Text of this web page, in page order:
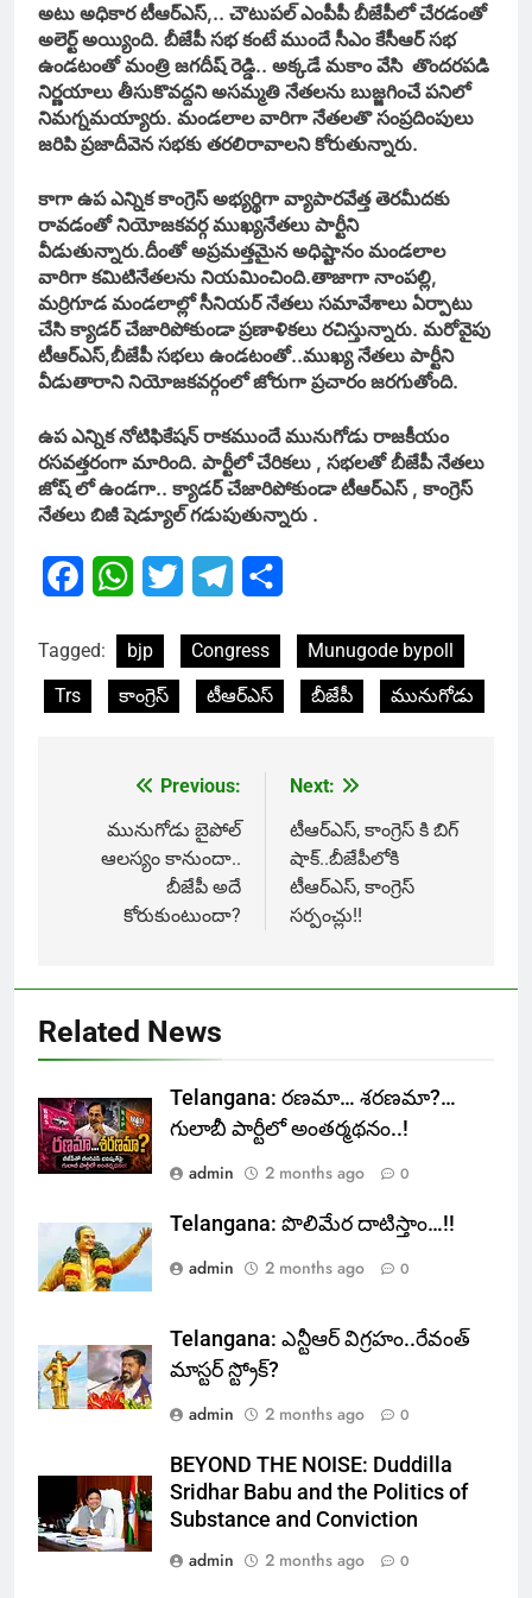
అటు అధికార టీఆర్ఎస్,.. చౌటుపల్ ఎంపీపీ బీజేపీలో చేరడంతో
అలెర్ట్ అయ్యింది. బీజేపీ సభ కంటే ముందే సీఎం కేసీఆర్ సభ
ఉండటంతో మంత్రి జగదీష్ రెడ్డి.. అక్కడే మకాం వేసి తొందరపడి
నిర్ణయాలు తీసుకొవద్దని అసమ్మతి నేతలను బుజ్జగించే పనిలో
నిమగ్నమయ్యారు. మండలాల వారిగా నేతలతొ సంప్రదింపులు
జరిపి ప్రజాదీవెన సభకు తరలిరావాలని కోరుతున్నారు.
కాగా ఉప ఎన్నిక కాంగ్రెస్ అభ్యర్థిగా వ్యాపారవేత్త తెరమీదకు
రావడంతో నియోజకవర్గ ముఖ్యనేతలు పార్టీని
వీడుతున్నారు.దీంతో అప్రమత్తమైన అధిష్టానం మండలాల
వారిగా కమిటినేతలను నియమించింది.తాజాగా నాంపల్లి,
మర్రిగూడ మండలాల్లో సీనియర్ నేతలు సమావేశాలు ఏర్పాటు
చేసి క్యాడర్ చేజారిపోకుండా ప్రణాళికలు రచిస్తున్నారు. మరోవైపు
టీఆర్ఎస్,బీజేపీ సభలు ఉండటంతో..ముఖ్య నేతలు పార్టీని
వీడుతారాని నియోజకవర్గంలో జోరుగా ప్రచారం జరగుతోంది.
ఉప ఎన్నిక నోటిఫికేషన్ రాకముందే మునుగోడు రాజకీయం
రసవత్తరంగా మారింది. పార్టీలో చేరికలు , సభలతో బీజేపీ నేతలు
జోష్ లో ఉండగా.. క్యాడర్ చేజారిపోకుండా టీఆర్ఎస్ , కాంగ్రెస్
నేతలు బిజీ షెడ్యూల్ గడుపుతున్నారు .
FacebookWhatsApp
Twitter Telegram
Tagged: bjp Congress
Munugode bypoll
Trs
కాంగ్రెస్ టీఆర్ఎస్ బీజేపీ మునుగోడు
navigation
Previous:
మునుగోడు బైపోల్
ఆలస్యం కానుందా..
బీజేపీ అదే
కోరుకుంటుందా?
Next:
టీఆర్ఎస్, కాంగ్రెస్ కి బిగ్
షాక్..బీజేపీలోకి
టీఆర్ఎస్, కాంగ్రెస్
సర్పంచ్లు!!
Related News
Telangana: రణమా… శరణమా?…
గులాబీ పార్టీలో అంతర్మథనం..!
admin
2 months ago 0
Telangana: పొలిమేర దాటిస్తాం…!!
admin
2 months ago 0
Telangana: ఎన్టీఆర్ విగ్రహం..రేవంత్
మాస్టర్ స్ట్రోక్‌?
admin
2 months ago 0
BEYOND THE NOISE: Duddilla
Sridhar Babu and the Politics of
Substance and Conviction
admin
2 months ago 0